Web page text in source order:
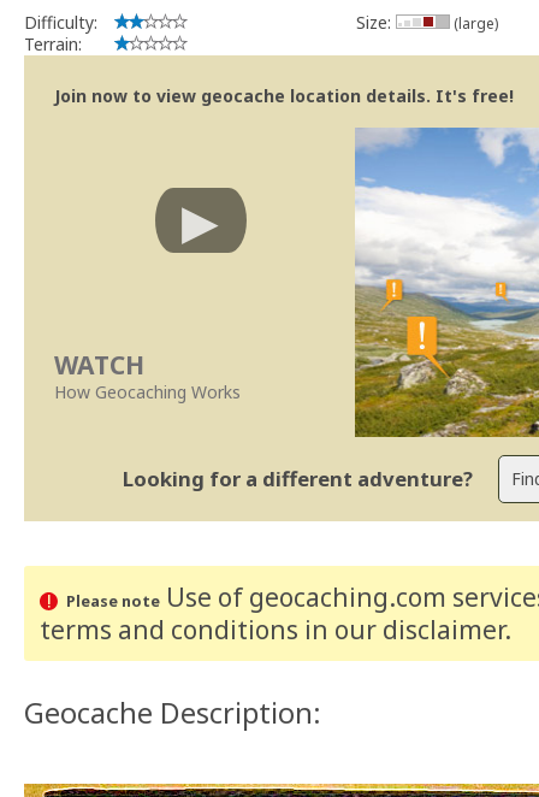
Difficulty:
Terrain:
Size: (large)
Join now to view geocache location details. It's free!
WATCH
How Geocaching Works
Looking for a different adventure?
Please noteUse of geocaching.com
terms and conditions in our disclaimer.
Geocache Description: